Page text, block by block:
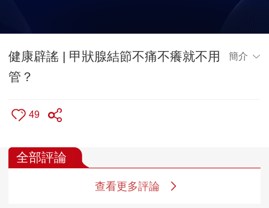
健康辟謠 | 甲狀腺結節不痛不癢就不用
管？
簡介
49
全部評論
查看更多評論